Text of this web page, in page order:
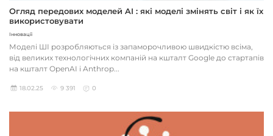
Огляд передових моделей AI : які моделі змінять світ і як їх
використовувати
Інновації
Моделі ШІ розробляються із запаморочливою швидкістю всіма,
від великих технологічних компаній на кшталт Google до стартапів
на кшталт OpenAI і Anthrop...
18.02.25 9 391 0